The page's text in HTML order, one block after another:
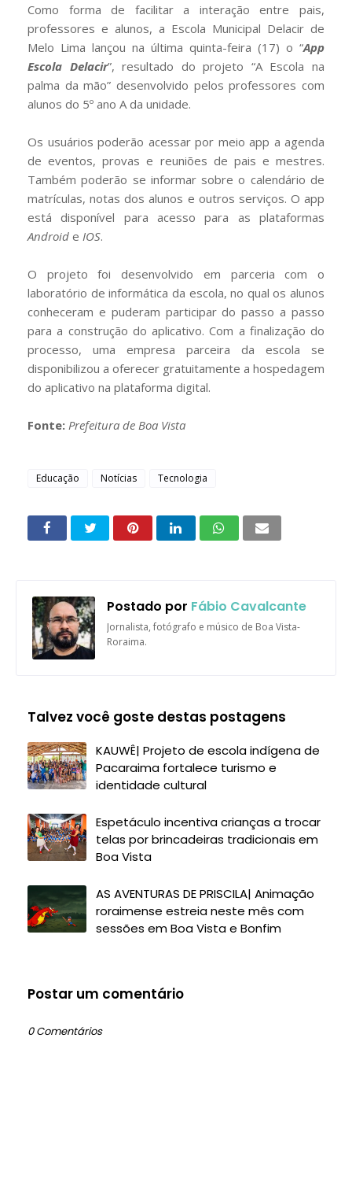
Como forma de facilitar a interação entre pais,
professores e alunos, a Escola Municipal Delacir de
Melo Lima lançou na última quinta-feira (17) o “App
Escola Delacir”, resultado do projeto “A Escola na
palma da mão” desenvolvido pelos professores com
alunos do 5º ano A da unidade.
Os usuários poderão acessar por meio app a agenda
de eventos, provas e reuniões de pais e mestres.
Também poderão se informar sobre o calendário de
matrículas, notas dos alunos e outros serviços. O app
está disponível para acesso para as plataformas
Android e IOS.
O projeto foi desenvolvido em parceria com o
laboratório de informática da escola, no qual os alunos
conheceram e puderam participar do passo a passo
para a construção do aplicativo. Com a finalização do
processo, uma empresa parceira da escola se
disponibilizou a oferecer gratuitamente a hospedagem
do aplicativo na plataforma digital.
Fonte: Prefeitura de Boa Vista
Educação Notícias Tecnologia
Postado por Fábio Cavalcante
Jornalista, fotógrafo e músico de Boa Vista-
Roraima.
Talvez você goste destas postagens
KAUWÊ| Projeto de escola indígena de
Pacaraima fortalece turismo e
identidade cultural
Espetáculo incentiva crianças a trocar
telas por brincadeiras tradicionais em
Boa Vista
AS AVENTURAS DE PRISCILA| Animação
roraimense estreia neste mês com
sessões em Boa Vista e Bonfim
Postar um comentário
0 Comentários